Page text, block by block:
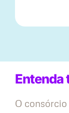
Entenda
O